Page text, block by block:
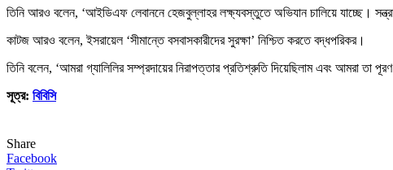
তিনি আরও বলেন, ‘আইডিএফ লেবাননে হেজবুল্লাহর লক্ষ্যবস্তুতে অভিযান চালিয়ে যাচ্ছে।
কাটজ আরও বলেন, ইসরায়েল ‘সীমান্তে বসবাসকারীদের সুরক্ষা’ নিশ্চিত করতে বদ্ধপরিকর।
তিনি বলেন, ‘আমরা গ্যালিলির সম্প্রদায়ের নিরাপত্তার প্রতিশ্রুতি দিয়েছিলাম এবং আমরা তা
সূত্র: বিবিসি
Share
Facebook